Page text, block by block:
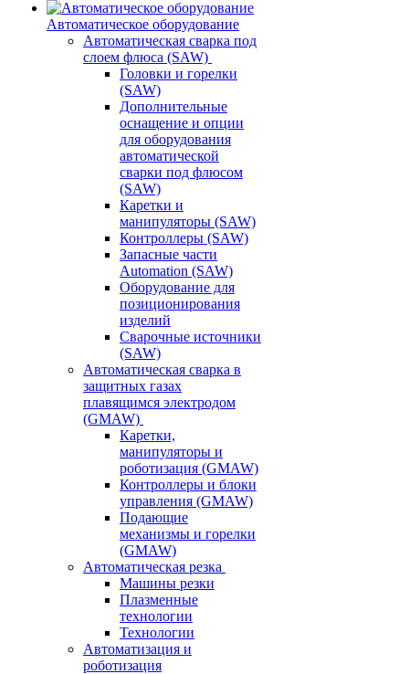
Автоматическое оборудование
Автоматическая сварка под
слоем флюса (SAW)
Головки и горелки
(SAW)
Дополнительные
оснащение и опции
для оборудования
автоматической
сварки под флюсом
(SAW)
Каретки и
манипуляторы (SAW)
Контроллеры (SAW)
Запасные части
Automation (SAW)
Оборудование для
позиционирования
изделий
Сварочные источники
(SAW)
Автоматическая сварка в
защитных газах
плавящимся электродом
(GMAW)
Каретки,
манипуляторы и
роботизация (GMAW)
Контроллеры и блоки
управления (GMAW)
Подающие
механизмы и горелки
(GMAW)
Автоматическая резка
Машины резки
Плазменные
технологии
Технологии
Автоматизация и
роботизация